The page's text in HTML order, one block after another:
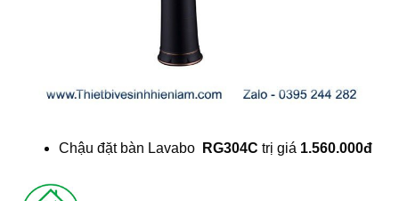
Chậu đặt bàn Lavabo RG304C trị giá 1.560.000đ